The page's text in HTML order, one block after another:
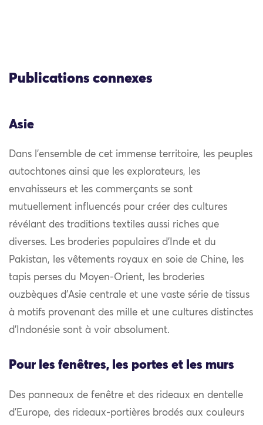
Publications connexes
Asie
Dans l’ensemble de cet immense territoire, les peuples
autochtones ainsi que les explorateurs, les
envahisseurs et les commerçants se sont
mutuellement influencés pour créer des cultures
révélant des traditions textiles aussi riches que
diverses. Les broderies populaires d’Inde et du
Pakistan, les vêtements royaux en soie de Chine, les
tapis perses du Moyen-Orient, les broderies
ouzbèques d’Asie centrale et une vaste série de tissus
à motifs provenant des mille et une cultures distinctes
d’Indonésie sont à voir absolument.
Pour les fenêtres, les portes et les murs
Des panneaux de fenêtre et des rideaux en dentelle
d’Europe, des rideaux-portières brodés aux couleurs